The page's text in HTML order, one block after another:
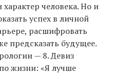
характер человека. Но и
успех в личной
расшифровать
предсказать будущее.
— 8. Девиз
жизни: «Я лучше